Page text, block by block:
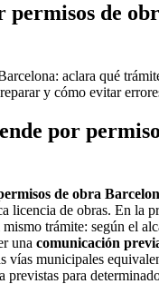
permisos de
aclara qué
y cómo evitar
por
de obra
licencia de obras. En la
trámite: según el
una comunicación
vías municipales
previstas para